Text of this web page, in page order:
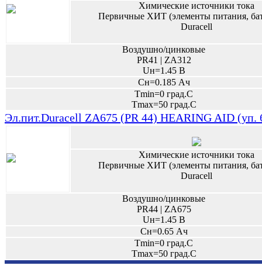
Химические источники тока
Первичные ХИТ (элементы питания,
Duracell
Воздушно/цинковые
PR41 | ZA312
Uн=1.45 В
Сн=0.185 Ач
Tmin=0 град.С
Tmax=50 град.С
Эл.пит.Duracell ZA675 (PR 44) HEARING AID (уп.
Химические источники тока
Первичные ХИТ (элементы питания,
Duracell
Воздушно/цинковые
PR44 | ZA675
Uн=1.45 В
Сн=0.65 Ач
Tmin=0 град.С
Tmax=50 град.С